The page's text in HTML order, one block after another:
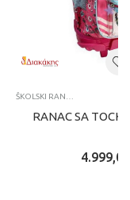
ŠKOLSKI RANČEVI
RANAC SA
4.999,00